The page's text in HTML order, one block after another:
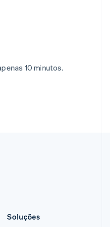
10 minutos.
Soluções